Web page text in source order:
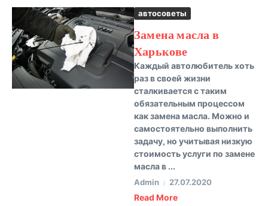
автосоветы
Замена масла в
Харькове
Каждый автолюбитель хоть
раз в своей жизни
сталкивается с таким
обязательным процессом
как замена масла. Можно и
самостоятельно выполнить
задачу, но учитывая низкую
стоимость услуги по замене
масла в ...
Admin 27.07.2020
Read More